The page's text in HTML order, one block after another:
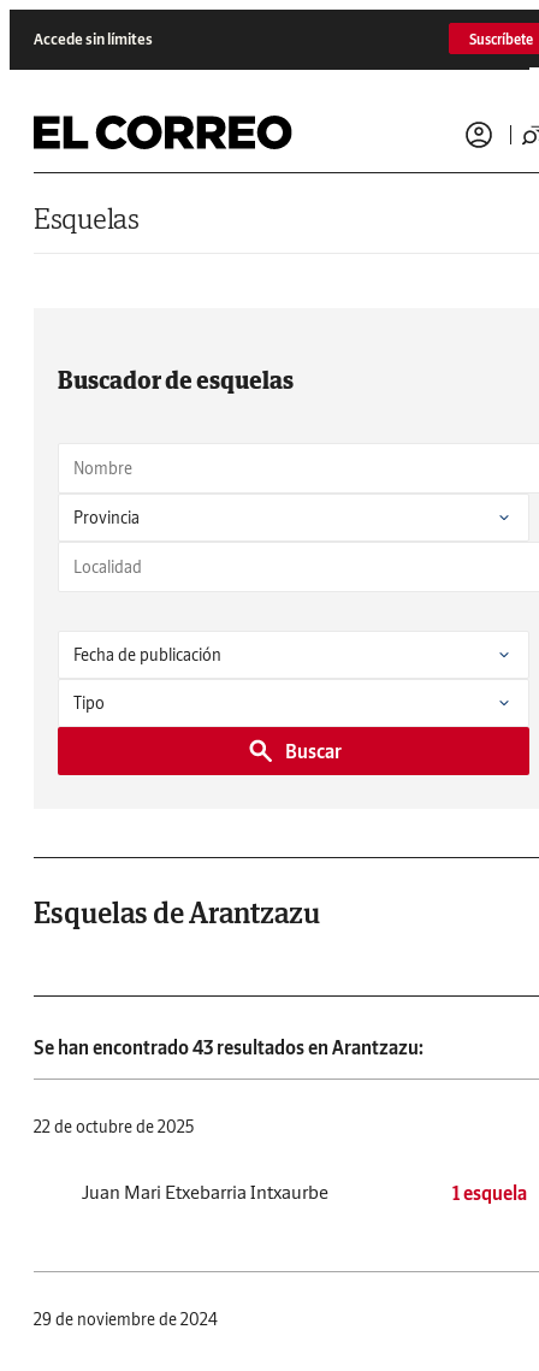
Accede sin límites Suscríbete
Esquelas
Buscador de esquelas
Buscar
Esquelas de Arantzazu
Se han encontrado 43 resultados en Arantzazu:
22 de octubre de 2025
Juan Mari Etxebarria Intxaurbe 1 esquela
29 de noviembre de 2024